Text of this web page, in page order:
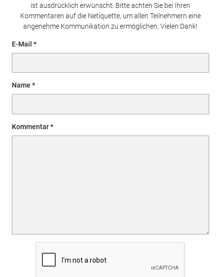
ist ausdrücklich erwünscht. Bitte achten Sie bei Ihren
Kommentaren auf die Netiquette, um allen Teilnehmern eine
angenehme Kommunikation zu ermöglichen. Vielen Dank!
E-Mail
Name
Kommentar